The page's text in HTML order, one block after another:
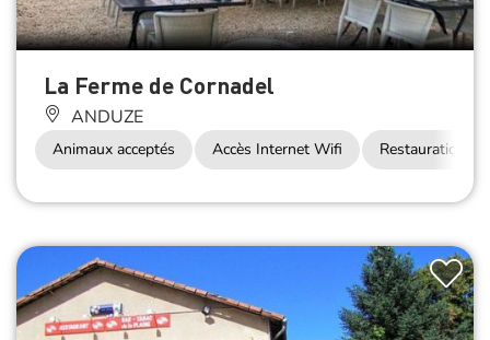
La Ferme de Cornadel
ANDUZE
Animaux acceptés Accès Internet Wifi Restauration